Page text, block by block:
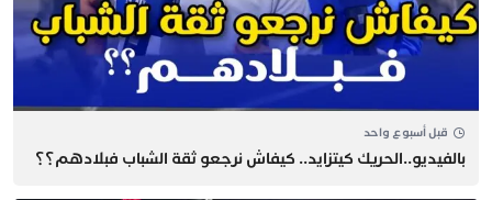
قبل أسبوع واحد
بالفيديو..الحريك كيتزايد.. كيفاش نرجعو ثقة الشباب فبلادهم؟؟